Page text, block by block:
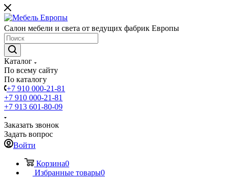
Салон мебели и света от ведущих фабрик Европы
Каталог
По всему сайту
По каталогу
+7 910 000-21-81
+7 910 000-21-81
+7 913 601-80-09
Заказать звонок
Задать вопрос
Войти
Корзина0
Избранные товары0